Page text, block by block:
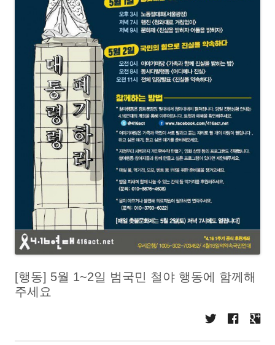
[행동] 5월 1~2일 범국민 철야 행동에 함께해
주세요